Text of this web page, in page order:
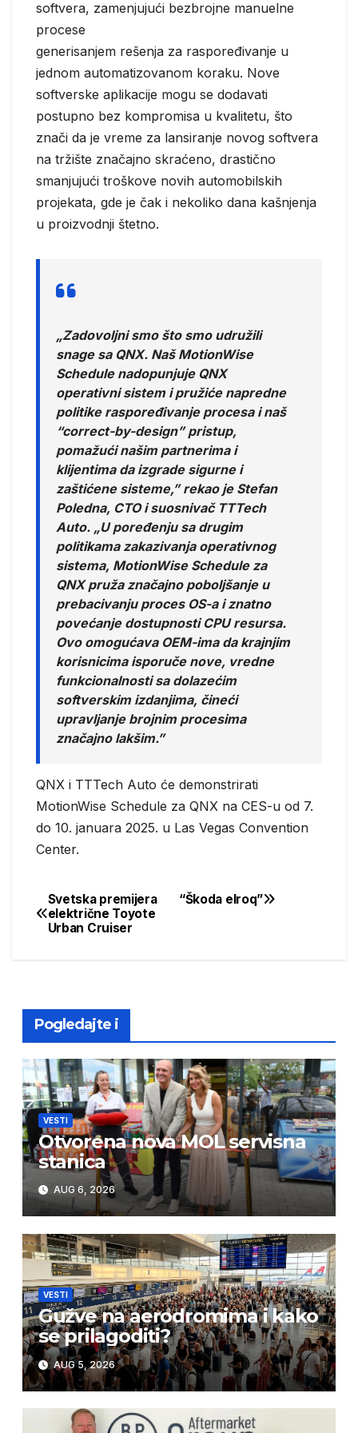
softvera, zamenjujući bezbrojne manuelne
procese
generisanjem rešenja za raspoređivanje u
jednom automatizovanom koraku. Nove
softverske aplikacije mogu se dodavati
postupno bez kompromisa u kvalitetu, što
znači da je vreme za lansiranje novog softvera
na tržište značajno skraćeno, drastično
smanjujući troškove novih automobilskih
projekata, gde je čak i nekoliko dana kašnjenja
u proizvodnji štetno.
„Zadovoljni smo što smo udružili
snage sa QNX. Naš MotionWise
Schedule nadopunjuje QNX
operativni sistem i pružiće napredne
politike raspoređivanje procesa i naš
“correct-by-design” pristup,
pomažući našim partnerima i
klijentima da izgrade sigurne i
zaštićene sisteme,” rekao je Stefan
Poledna, CTO i suosnivač TTTech
Auto. „U poređenju sa drugim
politikama zakazivanja operativnog
sistema, MotionWise Schedule za
QNX pruža značajno poboljšanje u
prebacivanju proces OS-a i znatno
povećanje dostupnosti CPU resursa.
Ovo omogućava OEM-ima da krajnjim
korisnicima isporuče nove, vredne
funkcionalnosti sa dolazećim
softverskim izdanjima, čineći
upravljanje brojnim procesima
značajno lakšim.”
QNX i TTTech Auto će demonstrirati
MotionWise Schedule za QNX na CES-u od 7.
do 10. januara 2025. u Las Vegas Convention
Center.
Post
navigation
“Škoda elroq”
Svetska premijera
električne Toyote
Urban Cruiser
Pogledajte i
VESTI
Otvorena nova MOL servisna
stanica
AUG 6, 2026
VESTI
Gužve na aerodromima i kako
se prilagoditi?
AUG 5, 2026